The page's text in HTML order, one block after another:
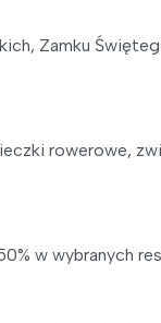
Zamku
rowerowe,
w wybranych